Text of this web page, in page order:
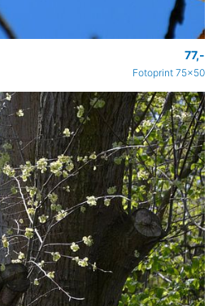
77,-
Fotoprint 75x50